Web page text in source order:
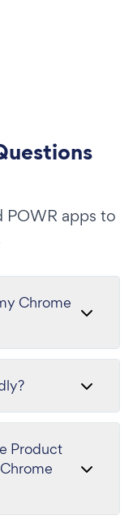
POWR apps to
Chrome
Product